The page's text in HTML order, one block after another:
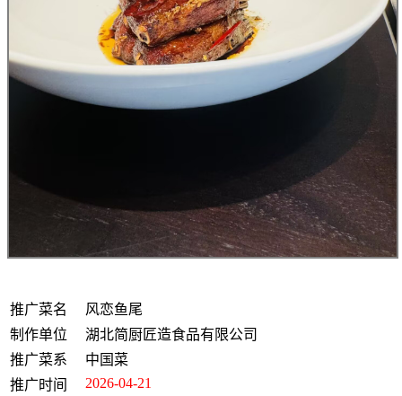
推广菜名
风恋鱼尾
制作单位
湖北简厨匠造食品有限公司
推广菜系
中国菜
推广时间
2026-04-21